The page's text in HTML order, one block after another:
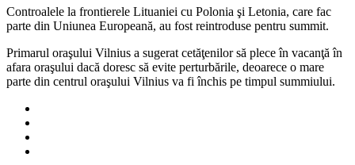
Controalele la frontierele Lituaniei cu Polonia şi Letonia, care fac
parte din Uniunea Europeană, au fost reintroduse pentru summit.
Primarul oraşului Vilnius a sugerat cetăţenilor să plece în vacanţă în
afara oraşului dacă doresc să evite perturbările, deoarece o mare
parte din centrul oraşului Vilnius va fi închis pe timpul summiului.